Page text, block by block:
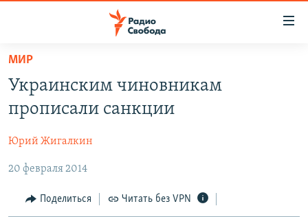
упрощенного
доступа
основному
Вернутся
главной
ПОДКАСТЫ
АВТОРСКИЕ ПРОЕКТЫ
ЦИТАТЫ СВОБОДЫ
МНЕНИЯ
КУЛЬТУРА
МИР
Украинским чиновникам
прописали санкции
Юрий Жигалкин
20 февраля 2014
Поделиться Читать без VPN